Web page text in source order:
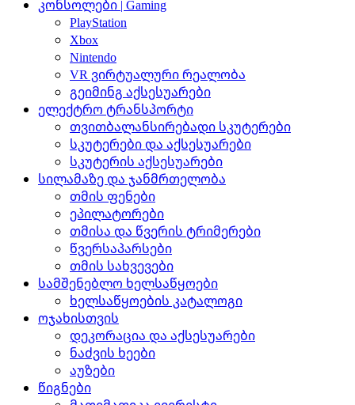
კონსოლები | Gaming
PlayStation
Xbox
Nintendo
VR ვირტუალური რეალობა
გეიმინგ აქსესუარები
ელექტრო ტრანსპორტი
თვითბალანსირებადი სკუტერები
სკუტერები და აქსესუარები
სკუტერის აქსესუარები
სილამაზე და ჯანმრთელობა
თმის ფენები
ეპილატორები
თმისა და წვერის ტრიმერები
წვერსაპარსები
თმის სახვევები
სამშენებლო ხელსაწყოები
ხელსაწყოების კატალოგი
ოჯახისთვის
დეკორაცია და აქსესუარები
ნაძვის ხეები
აუზები
წიგნები